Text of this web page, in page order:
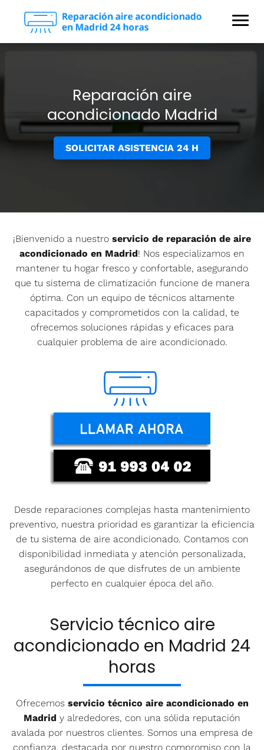
Reparación aire
acondicionado Madrid
SOLICITAR ASISTENCIA 24 H
¡Bienvenido a nuestro servicio de reparación de aire
acondicionado en Madrid! Nos especializamos en
mantener tu hogar fresco y confortable, asegurando
que tu sistema de climatización funcione de manera
óptima. Con un equipo de técnicos altamente
capacitados y comprometidos con la calidad, te
ofrecemos soluciones rápidas y eficaces para
cualquier problema de aire acondicionado.
Desde reparaciones complejas hasta mantenimiento
preventivo, nuestra prioridad es garantizar la eficiencia
de tu sistema de aire acondicionado. Contamos con
disponibilidad inmediata y atención personalizada,
asegurándonos de que disfrutes de un ambiente
perfecto en cualquier época del año.
Servicio técnico aire
acondicionado en Madrid 24
horas
Ofrecemos servicio técnico aire acondicionado en
Madrid y alrededores, con una sólida reputación
avalada por nuestros clientes. Somos una empresa de
confianza, destacada por nuestro compromiso con la